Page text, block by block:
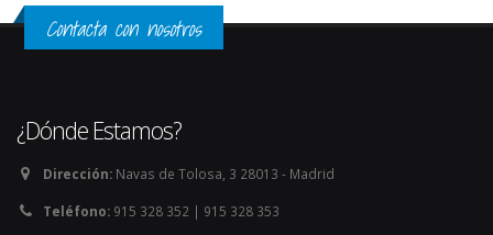
Contacta con nosotros
¿Dónde Estamos?
Dirección: Navas de Tolosa, 3 28013 - Madrid
Teléfono: 915 328 352 | 915 328 353